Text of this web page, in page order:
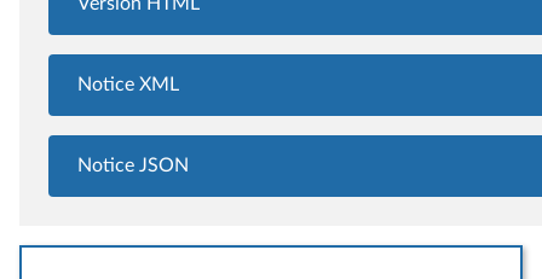
Notice XML
Notice JSON